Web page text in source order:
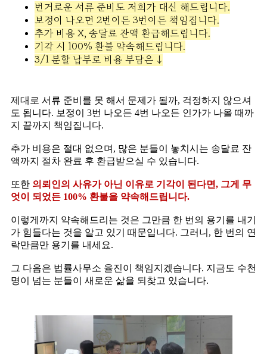
번거로운 서류 준비도 저희가 대신 해드립니다.
보정이 나오면 2번이든 3번이든 책임집니다.
추가 비용 X, 송달료 잔액 환급해드립니다.
기각 시 100% 환불 약속해드립니다.
3/1 분할 납부로 비용 부담은 ↓
제대로 서류 준비를 못 해서 문제가 될까, 걱정하지 않으셔
도 됩니다. 보정이 3번 나오든 4번 나오든 인가가 나올 때까
지 끝까지 책임집니다.
추가 비용은 절대 없으며, 많은 분들이 놓치시는 송달료 잔
액까지 절차 완료 후 환급받으실 수 있습니다.
또한 의뢰인의 사유가 아닌 이유로 기각이 된다면, 그게 무
엇이 되었든 100% 환불을 약속해드립니다.
이렇게까지 약속해드리는 것은 그만큼 한 번의 용기를 내기
가 힘들다는 것을 알고 있기 때문입니다. 그러니, 한 번의 연
락만큼만 용기를 내세요.
그 다음은 법률사무소 율진이 책임지겠습니다. 지금도 수천
명이 넘는 분들이 새로운 삶을 되찾고 있습니다.